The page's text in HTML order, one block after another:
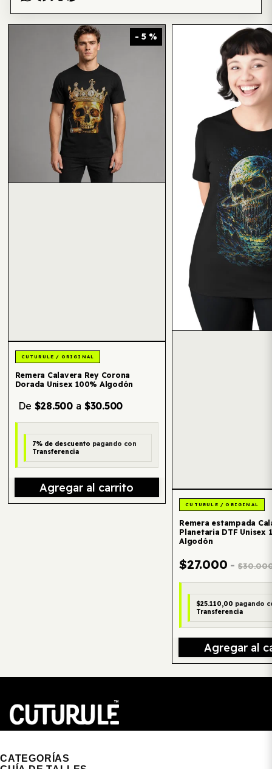
- 5 %
Remera Calavera Rey Corona
Dorada Unisex 100% Algodón
De $28.500 a $30.500
7% de descuento pagando con
Transferencia
Agregar al carrito
Remera estampada
Planetaria DTF Unisex
Algodón
$27.000 -
$25.110,00 pagando
Transferencia
Agregar al
CATEGORÍAS